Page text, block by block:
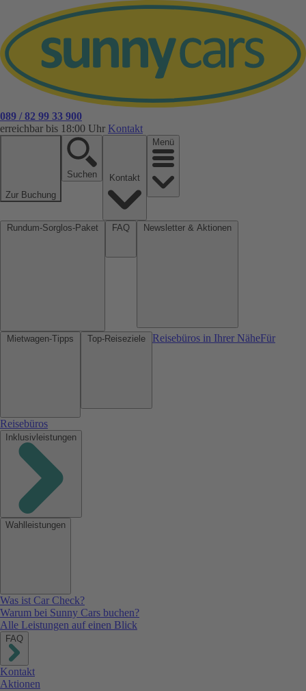
089 / 82 99 33 900
erreichbar bis 18:00 Uhr Kontakt
Zur Buchung
Suchen
Menü
Reisebüros in Ihrer NäheFür
Reisebüros
Inklusivleistungen
Wahlleistungen
Was ist Car Check?
Warum bei Sunny Cars buchen?
Alle Leistungen auf einen Blick
FAQ
Kontakt
Aktionen